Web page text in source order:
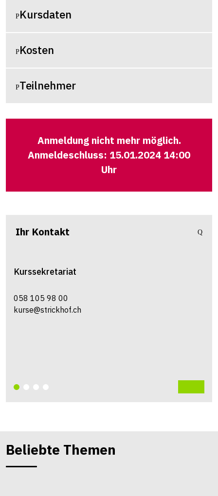
Kursdaten
Kosten
Teilnehmer
Anmeldung nicht mehr möglich.
Anmeldeschluss: 15.01.2024 14:00
Uhr
Ihr Kontakt
Kurssekretariat
058 105 98 00
kurse@strickhof.ch
Beliebte Themen